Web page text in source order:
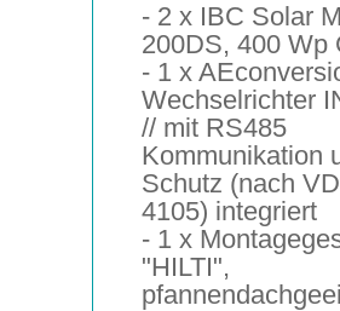
- 2 x IBC Solar
200DS, 400 Wp
- 1 x
Wechselrichter
// mit RS485
Kommunikation
Schutz (nach
4105) integriert
- 1 x
"HILTI",